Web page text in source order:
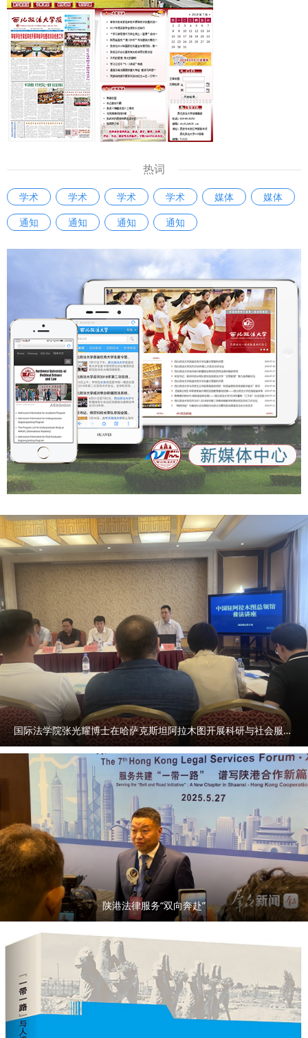
热词
学术 学术 学术 学术 媒体
媒体
通知
通知 通知 通知
国际法学院张光耀博士在哈萨克斯坦阿拉木图开展科研与社会服务活动
陕港法律服务“双向奔赴”